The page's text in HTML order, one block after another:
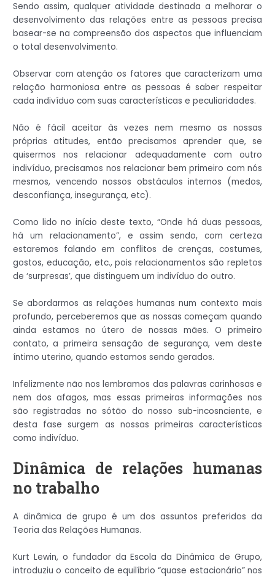
Sendo assim, qualquer atividade destinada a melhorar o
desenvolvimento das relações entre as pessoas precisa
basear-se na compreensão dos aspectos que influenciam
o total desenvolvimento.
Observar com atenção os fatores que caracterizam uma
relação harmoniosa entre as pessoas é saber respeitar
cada indivíduo com suas características e peculiaridades.
Não é fácil aceitar às vezes nem mesmo as nossas
próprias atitudes, então precisamos aprender que, se
quisermos nos relacionar adequadamente com outro
indivíduo, precisamos nos relacionar bem primeiro com nós
mesmos, vencendo nossos obstáculos internos (medos,
desconfiança, insegurança, etc).
Como lido no início deste texto, “Onde há duas pessoas,
há um relacionamento”, e assim sendo, com certeza
estaremos falando em conflitos de crenças, costumes,
gostos, educação, etc., pois relacionamentos são repletos
de ‘surpresas’, que distinguem um indivíduo do outro.
Se abordarmos as relações humanas num contexto mais
profundo, perceberemos que as nossas começam quando
ainda estamos no útero de nossas mães. O primeiro
contato, a primeira sensação de segurança, vem deste
íntimo uterino, quando estamos sendo gerados.
Infelizmente não nos lembramos das palavras carinhosas e
nem dos afagos, mas essas primeiras informações nos
são registradas no sótão do nosso sub-incosnciente, e
desta fase surgem as nossas primeiras características
como indivíduo.
Dinâmica de relações humanas
no trabalho
A dinâmica de grupo é um dos assuntos preferidos da
Teoria das Relações Humanas.
Kurt Lewin, o fundador da Escola da Dinâmica de Grupo,
introduziu o conceito de equilíbrio “quase estacionário” nos